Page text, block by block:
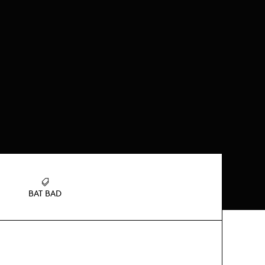
BAT BAD